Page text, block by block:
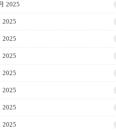
2025
2025
2025
2025
2025
2025
2025
2025